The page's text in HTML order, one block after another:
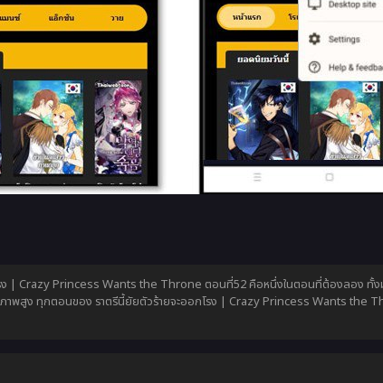
| Crazy Princess Wants the Throne ตอนที่52 คือหนึ่งในตอนที่ต้องลอง ทั้ง
ง ทุกตอนของ ราตรีนี้ยัยตัวร้ายจะออกโรง | Crazy Princess Wants the